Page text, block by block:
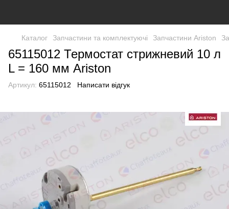
Каталог Запчастини та комплектуючі Запчастини Ariston
65115012 Термостат стрижневий 10 л
L = 160 мм Ariston
Артикул: 65115012 Написати відгук